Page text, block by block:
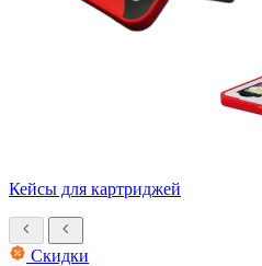
Кейсы для картриджей
Скидки